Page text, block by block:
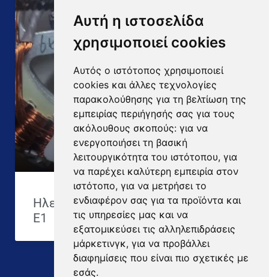
Αυτή η ιστοσελίδα
χρησιμοποιεί cookies
Αυτός ο ιστότοπος χρησιμοποιεί
cookies και άλλες τεχνολογίες
παρακολούθησης για τη βελτίωση της
εμπειρίας περιήγησής σας για τους
ακόλουθους σκοπούς: για να
ενεργοποιήσει τη βασική
λειτουργικότητα του ιστότοπου, για
να παρέχει καλύτερη εμπειρία στον
ιστότοπο, για να μετρήσει το
ενδιαφέρον σας για τα προϊόντα και
τις υπηρεσίες μας και να
εξατομικεύσει τις αλληλεπιδράσεις
μάρκετινγκ, για να προβάλλει
διαφημίσεις που είναι πιο σχετικές με
εσάς.
Ηλεκτρικό πατίνι EgoBoo, με Error
E1
Δείτε όλες τις επισκευές